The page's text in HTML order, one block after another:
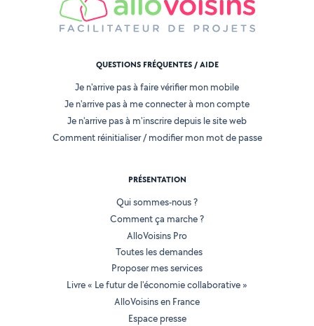
QUESTIONS FRÉQUENTES / AIDE
Je n'arrive pas à faire vérifier mon mobile
Je n'arrive pas à me connecter à mon compte
Je n'arrive pas à m'inscrire depuis le site web
Comment réinitialiser / modifier mon mot de passe
PRÉSENTATION
Qui sommes-nous ?
Comment ça marche ?
AlloVoisins Pro
Toutes les demandes
Proposer mes services
Livre « Le futur de l'économie collaborative »
AlloVoisins en France
Espace presse